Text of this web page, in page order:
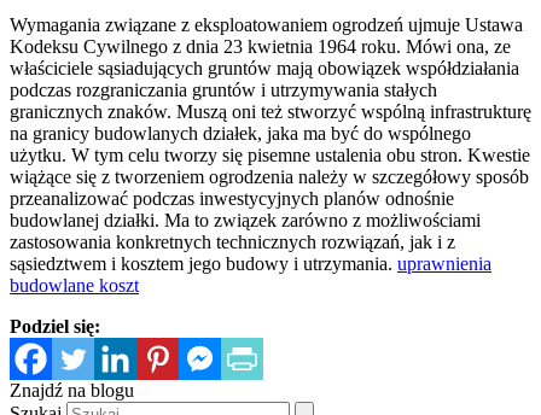
Wymagania związane z eksploatowaniem ogrodzeń ujmuje Ustawa
Kodeksu Cywilnego z dnia 23 kwietnia 1964 roku. Mówi ona, ze
właściciele sąsiadujących gruntów mają obowiązek współdziałania
podczas rozgraniczania gruntów i utrzymywania stałych
granicznych znaków. Muszą oni też stworzyć wspólną infrastrukturę
na granicy budowlanych działek, jaka ma być do wspólnego
użytku. W tym celu tworzy się pisemne ustalenia obu stron. Kwestie
wiążące się z tworzeniem ogrodzenia należy w szczegółowy sposób
przeanalizować podczas inwestycyjnych planów odnośnie
budowlanej działki. Ma to związek zarówno z możliwościami
zastosowania konkretnych technicznych rozwiązań, jak i z
sąsiedztwem i kosztem jego budowy i utrzymania. uprawnienia
budowlane koszt
Podziel się:
Znajdź na blogu